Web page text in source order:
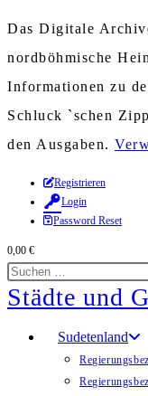
Das Digitale
nordböhmische
Informationen zu
Schluck `schen
den Ausgaben.
Zum
Inhalt
springen
Registrieren
Login
Password Reset
0,00 €
Diese
Website
durchsuchen
Städte und
Sudetenland